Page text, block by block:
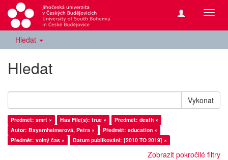
Hledat
Hledat
Vykonat
Předmět: smrt × Has File(s): true ×
Předmět: death ×
Autor: Bayernheimerová, Petra ×
Předmět: education ×
Předmět: volný čas ×
Datum publikování: [2010 TO 2019] ×
Zobrazit pokročilé filtry